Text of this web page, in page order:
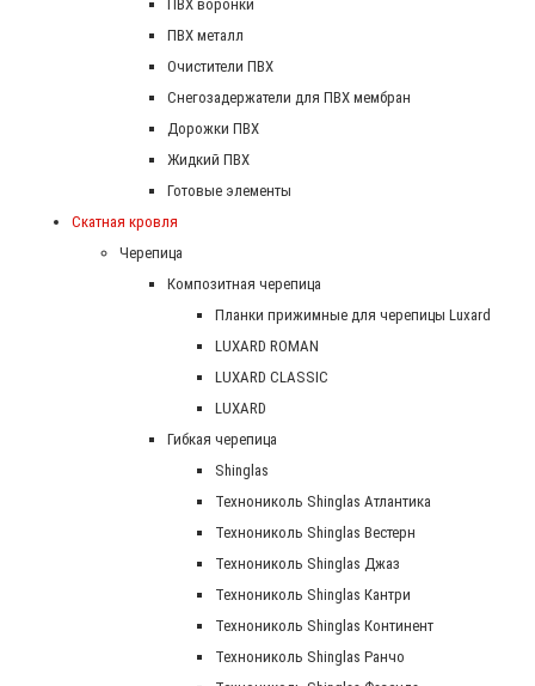
ПВХ воронки
ПВХ металл
Очистители ПВХ
Снегозадержатели для ПВХ мембран
Дорожки ПВХ
Жидкий ПВХ
Готовые элементы
Скатная кровля
Черепица
Композитная черепица
Планки прижимные для черепицы Luxard
LUXARD ROMAN
LUXARD CLASSIC
LUXARD
Гибкая черепица
Shinglas
Технониколь Shinglas Атлантика
Технониколь Shinglas Вестерн
Технониколь Shinglas Джаз
Технониколь Shinglas Кантри
Технониколь Shinglas Континент
Технониколь Shinglas Ранчо